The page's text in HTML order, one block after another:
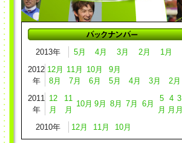
2013年 5月 4月 3月 2月
1月
2012
年
12月 11月 10月
9月
8月
7月 6月 5月 4月 3月 2月
2011
年
12
月
11
月
10月 9月 8月 7月 6月
5
月
4
月
3
月
2010年
12月 11月 10月